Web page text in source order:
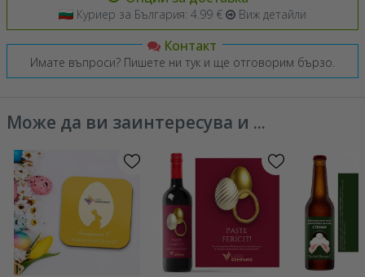
Куриер за България: 4.99 € Виж детайли
Контакт
Имате въпроси? Пишете ни тук и ще отговорим бързо.
Може да ви заинтересува и ...